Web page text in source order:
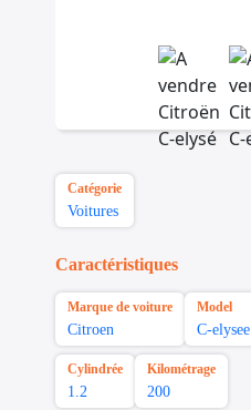
Catégorie
Voitures
Caractéristiques
Marque de voiture
Citroen
Model
C-elysee
Cylindrée
1.2
Kilométrage
200